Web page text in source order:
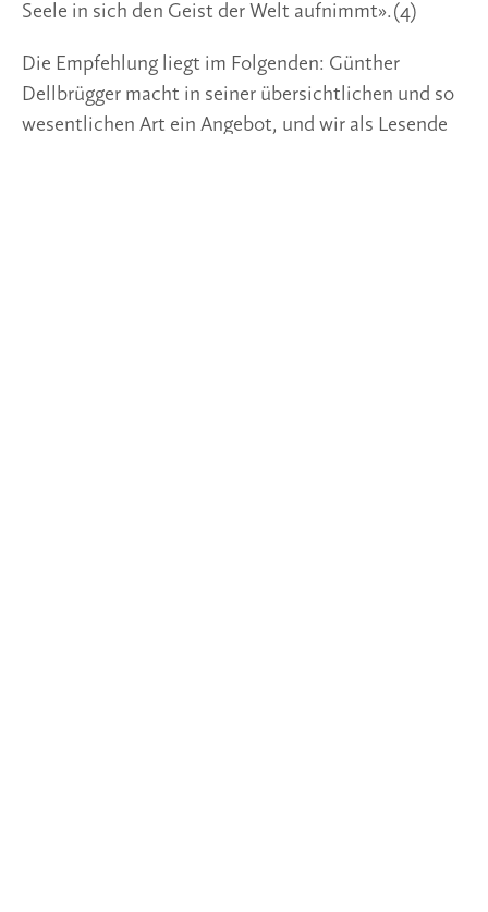
Die Lektüre ist nicht zu schwer, um nicht
mitgedacht werden zu können, aber sie braucht das
innere Beteiligtsein des Lesenden, um diesen Schatz
vollends heben zu können. Somit grenzt sie an das